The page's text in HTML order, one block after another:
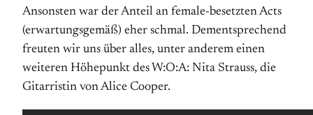
Ansonsten war der Anteil an female-besetzten Acts
(erwartungsgemäß) eher schmal. Dementsprechend
freuten wir uns über alles, unter anderem einen
weiteren Höhepunkt des W:O:A: Nita Strauss, die
Gitarristin von Alice Cooper.